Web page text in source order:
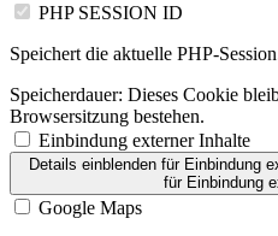
PHP SESSION ID
Speichert die aktuelle PHP-
Speicherdauer: Dieses Cookie
Browsersitzung bestehen.
Einbindung externer Inhalte
Details einblendenfür Einbindung
für Einbindung
Google Maps